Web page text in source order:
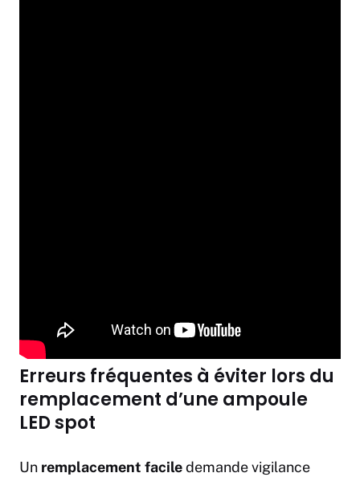
Erreurs fréquentes à éviter lors du
remplacement d’une ampoule
LED spot
Un remplacement faciledemande vigilance